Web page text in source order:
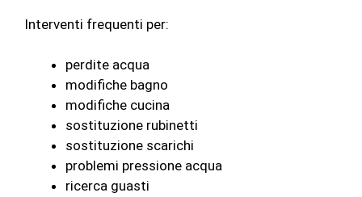
Interventi frequenti per:
perdite acqua
modifiche bagno
modifiche cucina
sostituzione rubinetti
sostituzione scarichi
problemi pressione acqua
ricerca guasti